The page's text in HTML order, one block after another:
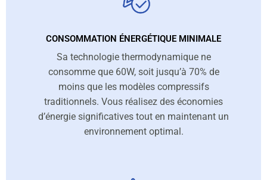
CONSOMMATION ÉNERGÉTIQUE MINIMALE
Sa technologie thermodynamique ne
consomme que 60W, soit jusqu’à 70% de
moins que les modèles compressifs
traditionnels. Vous réalisez des économies
d’énergie significatives tout en maintenant un
environnement optimal.